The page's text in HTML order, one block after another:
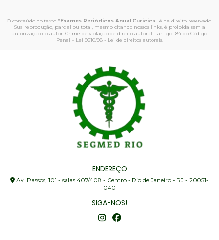
O conteúdo do texto "Exames Periódicos Anual Curicica" é de direito reservado.
Sua reprodução, parcial ou total, mesmo citando nossos links, é proibida sem a
autorização do autor. Crime de violação de direito autoral – artigo 184 do Código
Penal – Lei 9610/98 - Lei de direitos autorais.
ENDEREÇO
Av. Passos, 101 - salas 407/408 - Centro - Rio de Janeiro - RJ - 20051-
040
SIGA-NOS!